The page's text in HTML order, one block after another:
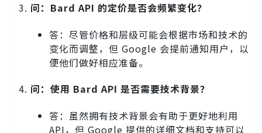
问：Bard API 的定价是否会频繁变化？
答：尽管价格和层级可能会根据市场和技术的
变化而调整，但 Google 会提前通知用户，以
便他们做好相应准备。
问：使用 Bard API 是否需要技术背景？
答：虽然拥有技术背景会有助于更好地利用
API，但 Google 提供的详细文档和支持可以